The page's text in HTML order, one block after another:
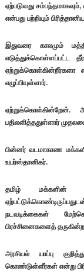
ஏற்படுவது
என்பது பற்றியும்
இதுவரை காலமும்
எடுத்துக்கொள்ளப்பட்ட
ஏற்றுக்கொள்கின்றீர்களா
எழுப்பியுள்ளார்.
ஏற்றுக்கொள்கின்றேன்.
பதிலளித்ததுள்ளார்
பின்னர் வடமாகாண
உயர்ஸ்தானிகர்.
தமிழ் மக்களின்
நடவடிக்கைகள்
பிரச்சினைகளைத்
அரசியல் யாப்பு
கொண்டுள்ளீர்கள் என்று